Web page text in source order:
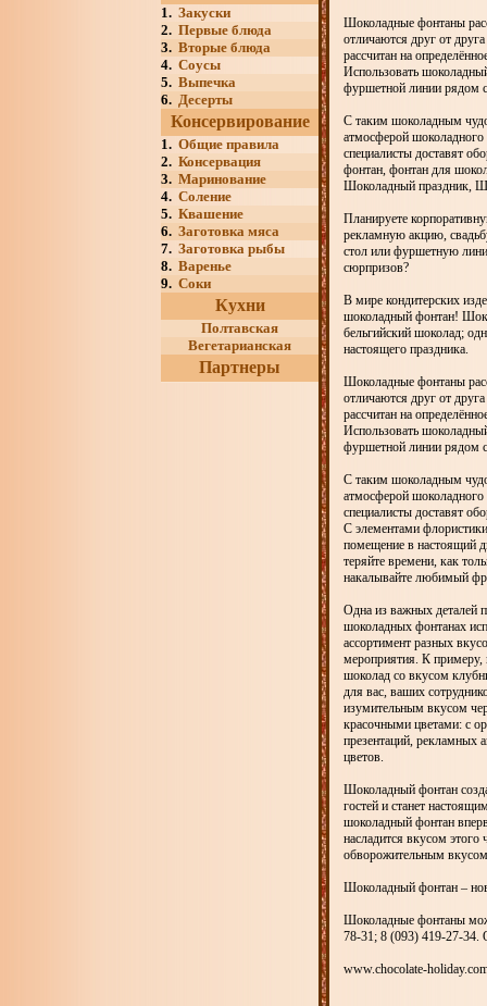
1. Закуски
2. Первые блюда
3. Вторые блюда
4. Соусы
5. Выпечка
6. Десерты
Консервирование
1. Общие правила
2. Консервация
3. Маринование
4. Соление
5. Квашение
6. Заготовка мяса
7. Заготовка рыбы
8. Варенье
9. Соки
Кухни
Полтавская
Вегетарианская
Партнеры
Шоколадные фонтаны
отличаются друг от
рассчитан на
Использовать
фуршетной линии рядом
С таким шоколадным
атмосферой шоколадного
специалисты доставят
фонтан, фонтан для
Шоколадный праздник,
Планируете
рекламную акцию,
стол или фуршетную
сюрпризов?
В мире кондитерских
шоколадный фонтан!
бельгийский шоколад;
настоящего праздника.
Шоколадные фонтаны
отличаются друг от
рассчитан на
Использовать
фуршетной линии рядом
С таким шоколадным
атмосферой шоколадного
специалисты доставят
С элементами
помещение в настоящий
теряйте времени, как
накалывайте любимый
Одна из важных деталей
шоколадных фонтанах
ассортимент разных
мероприятия. К примеру,
шоколад со вкусом
для вас, ваших
изумительным вкусом
красочными цветами: с
презентаций, рекламных
цветов.
Шоколадный фонтан
гостей и станет
шоколадный фонтан
насладится вкусом этого
обворожительным
Шоколадный фонтан –
Шоколадные фонтаны
78-31; 8 (093) 419-27-34.
www.chocolate-